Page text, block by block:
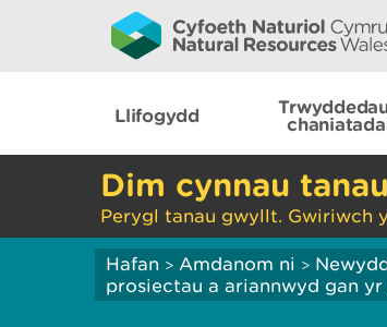
Llifogydd
Dim cynnau
Perygl tanau gwyllt. Gwiriwch
Hafan > Amdanom ni >
prosiectau a ariannwyd gan yr